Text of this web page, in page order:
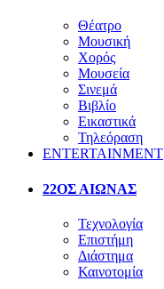
Θέατρο
Μουσική
Χορός
Μουσεία
Σινεμά
Βιβλίο
Εικαστικά
Τηλεόραση
ENTERTAINMENT
22ΟΣ ΑΙΩΝΑΣ
Τεχνολογία
Επιστήμη
Διάστημα
Καινοτομία